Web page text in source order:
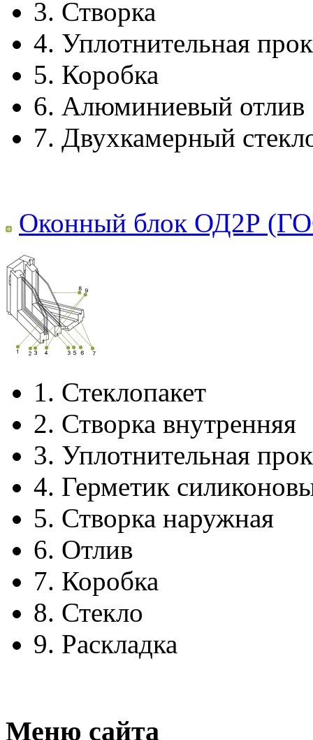
3. Створка
4. Уплотнительная
5. Коробка
6. Алюминиевый отлив
7. Двухкамерный
Оконный блок ОД2Р
1. Стеклопакет
2. Створка внутренняя
3. Уплотнительная
4. Герметик
5. Створка наружная
6. Отлив
7. Коробка
8. Стекло
9. Раскладка
Меню сайта